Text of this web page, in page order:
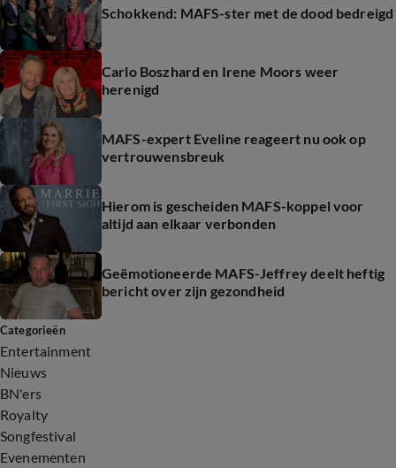
Schokkend: MAFS-ster met de dood bedreigd
Carlo Boszhard en Irene Moors weer
herenigd
MAFS-expert Eveline reageert nu ook op
vertrouwensbreuk
Hierom is gescheiden MAFS-koppel voor
altijd aan elkaar verbonden
Geëmotioneerde MAFS-Jeffrey deelt heftig
bericht over zijn gezondheid
Categorieën
Entertainment
Nieuws
BN'ers
Royalty
Songfestival
Evenementen